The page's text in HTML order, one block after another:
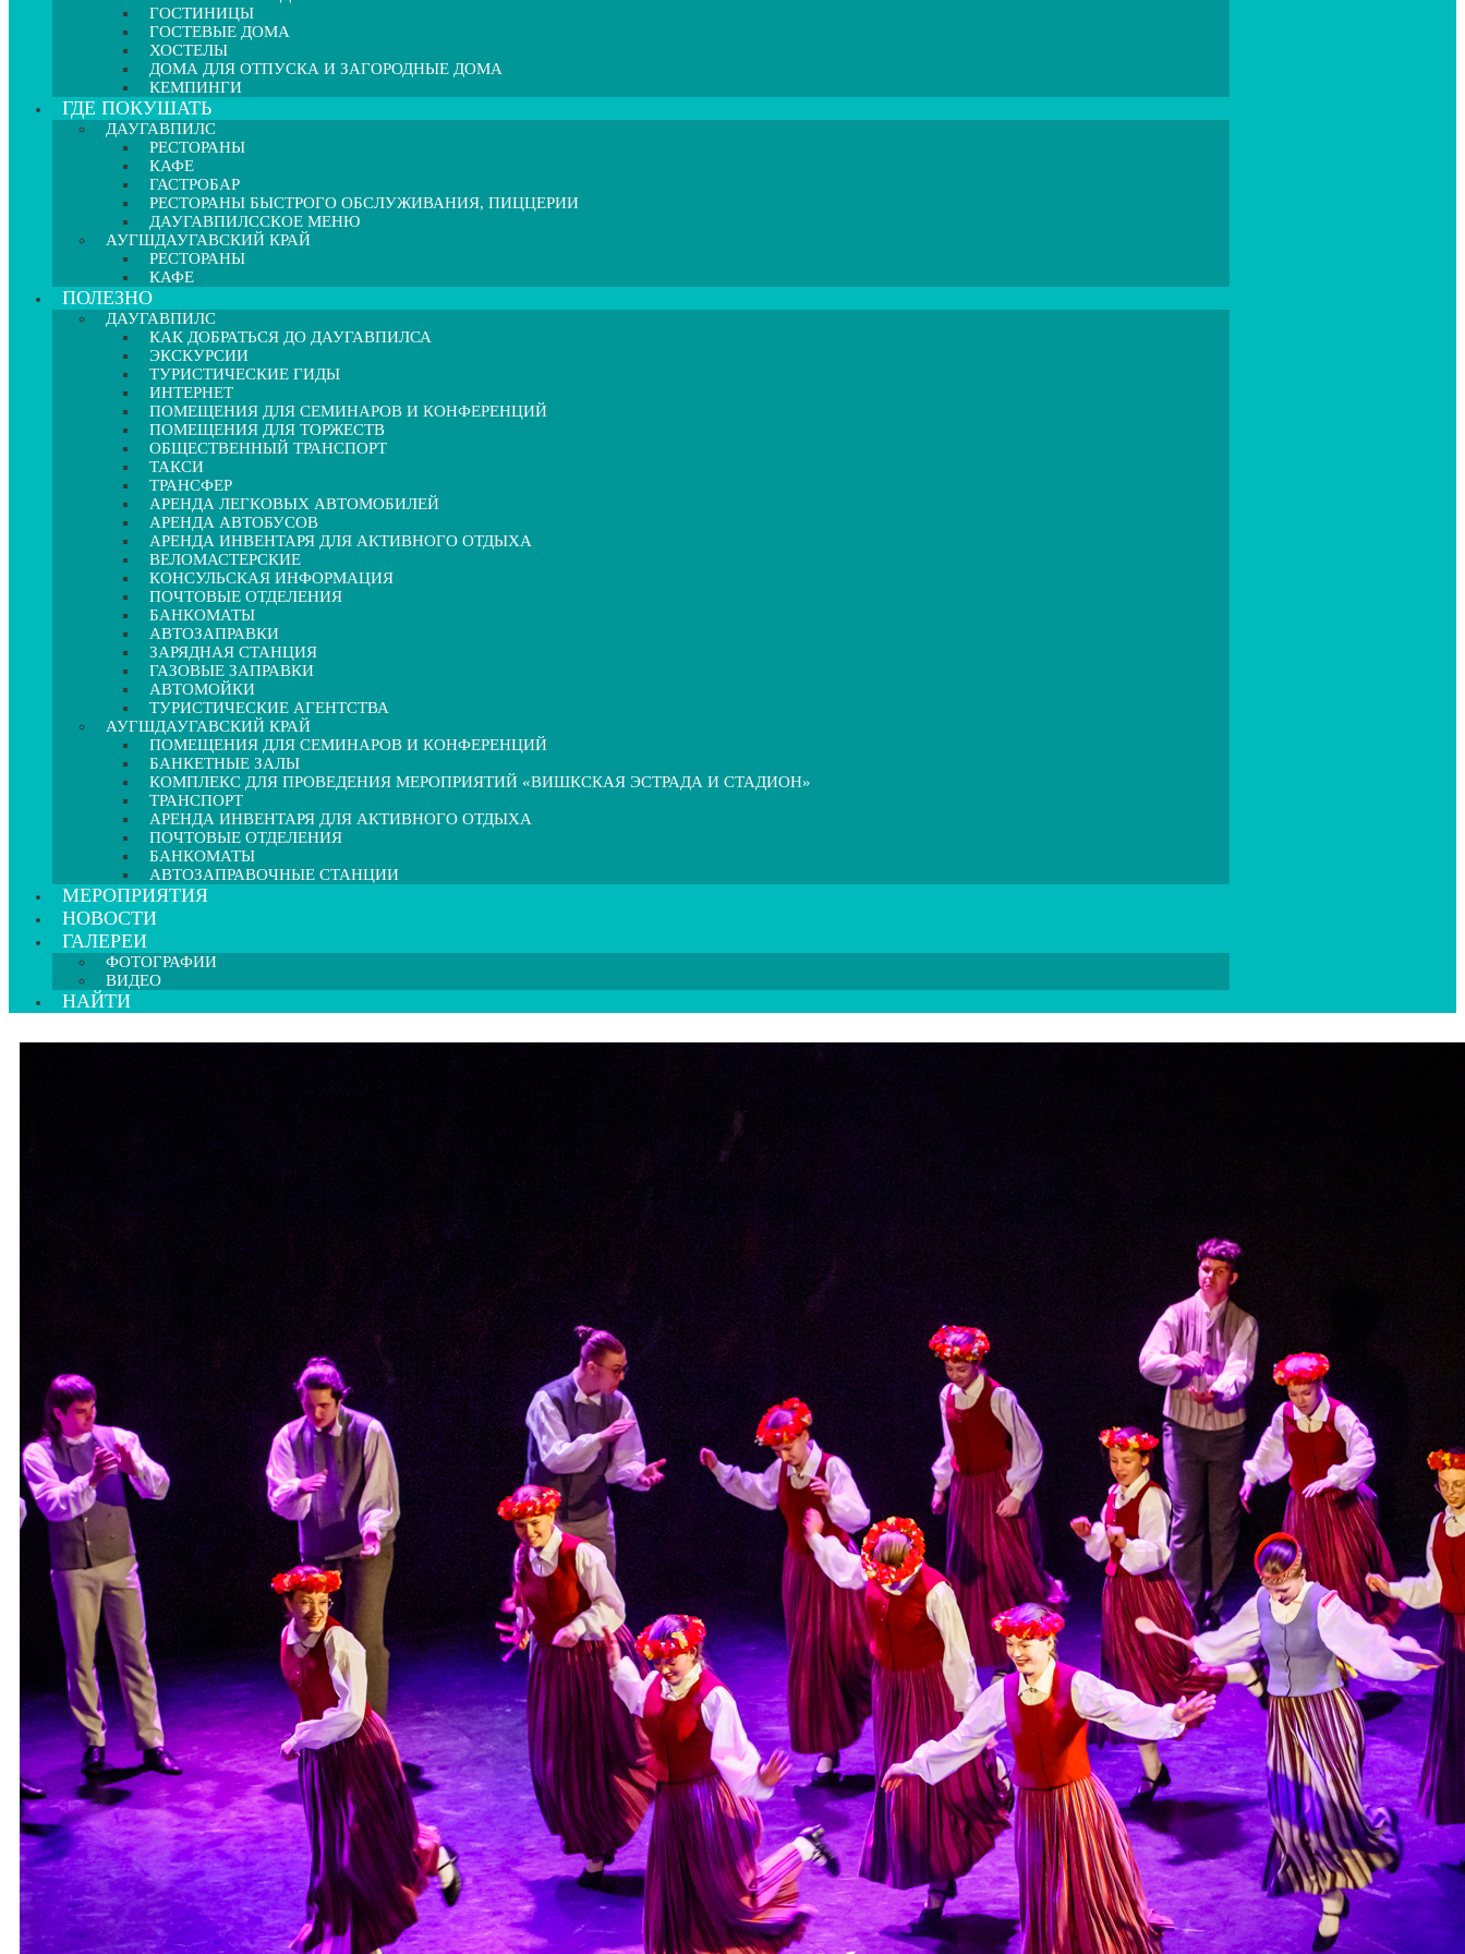
ГОСТИНИЦЫ
ГОСТЕВЫЕ ДОМА
ХОСТЕЛЫ
ДОМА ДЛЯ ОТПУСКА И ЗАГОРОДНЫЕ ДОМА
КЕМПИНГИ
ГДЕ ПОКУШАТЬ
ДАУГАВПИЛС
РЕСТОРАНЫ
КАФЕ
ГАСТРОБАР
РЕСТОРАНЫ БЫСТРОГО ОБСЛУЖИВАНИЯ, ПИЦЦЕРИИ
ДАУГАВПИЛССКОЕ МЕНЮ
АУГШДАУГАВСКИЙ КРАЙ
РЕСТОРАНЫ
КАФЕ
ПОЛЕЗНО
ДАУГАВПИЛС
КАК ДОБРАТЬСЯ ДО ДАУГАВПИЛСА
ЭКСКУРСИИ
ТУРИСТИЧЕСКИЕ ГИДЫ
ИНТЕРНЕТ
ПОМЕЩЕНИЯ ДЛЯ СЕМИНАРОВ И КОНФЕРЕНЦИЙ
ПОМЕЩЕНИЯ ДЛЯ ТОРЖЕСТВ
ОБЩЕСТВЕННЫЙ ТРАНСПОРТ
ТАКСИ
ТРАНСФЕР
АРЕНДА ЛЕГКОВЫХ АВТОМОБИЛЕЙ
АРЕНДА АВТОБУСОВ
АРЕНДА ИНВЕНТАРЯ ДЛЯ АКТИВНОГО ОТДЫХА
ВЕЛОМАСТЕРСКИЕ
КОНСУЛЬСКАЯ ИНФОРМАЦИЯ
ПОЧТОВЫЕ ОТДЕЛЕНИЯ
БАНКОМАТЫ
АВТОЗАПРАВКИ
ЗАРЯДНАЯ СТАНЦИЯ
ГАЗОВЫЕ ЗАПРАВКИ
АВТОМОЙКИ
ТУРИСТИЧЕСКИЕ АГЕНТСТВА
АУГШДАУГАВСКИЙ КРАЙ
ПОМЕЩЕНИЯ ДЛЯ СЕМИНАРОВ И КОНФЕРЕНЦИЙ
БАНКЕТНЫЕ ЗАЛЫ
КОМПЛЕКС ДЛЯ ПРОВЕДЕНИЯ МЕРОПРИЯТИЙ «ВИШКСКАЯ ЭСТРАДА И СТАДИОН»
ТРАНСПОРТ
АРЕНДА ИНВЕНТАРЯ ДЛЯ АКТИВНОГО ОТДЫХА
ПОЧТОВЫЕ ОТДЕЛЕНИЯ
БАНКОМАТЫ
АВТОЗАПРАВОЧНЫЕ СТАНЦИИ
МЕРОПРИЯТИЯ
НОВОСТИ
ГАЛЕРЕИ
ФОТОГРАФИИ
ВИДЕО
НАЙТИ